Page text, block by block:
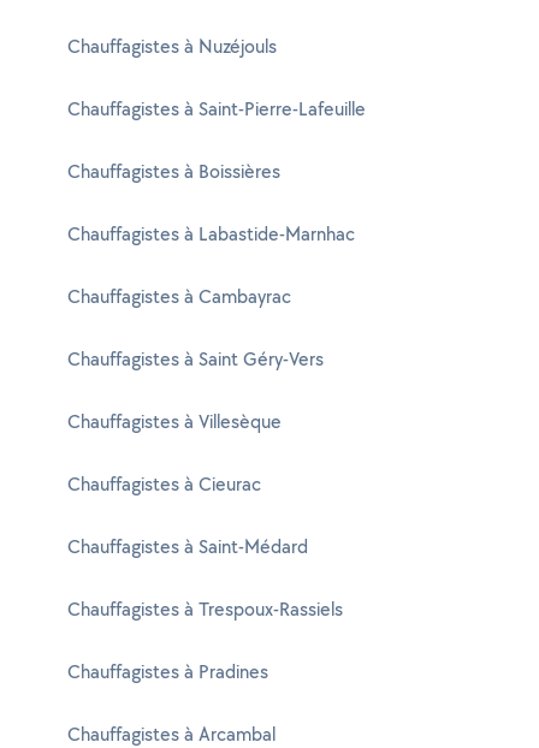
Chauffagistes à Nuzéjouls
Chauffagistes à Saint-Pierre-Lafeuille
Chauffagistes à Boissières
Chauffagistes à Labastide-Marnhac
Chauffagistes à Cambayrac
Chauffagistes à Saint Géry-Vers
Chauffagistes à Villesèque
Chauffagistes à Cieurac
Chauffagistes à Saint-Médard
Chauffagistes à Trespoux-Rassiels
Chauffagistes à Pradines
Chauffagistes à Arcambal